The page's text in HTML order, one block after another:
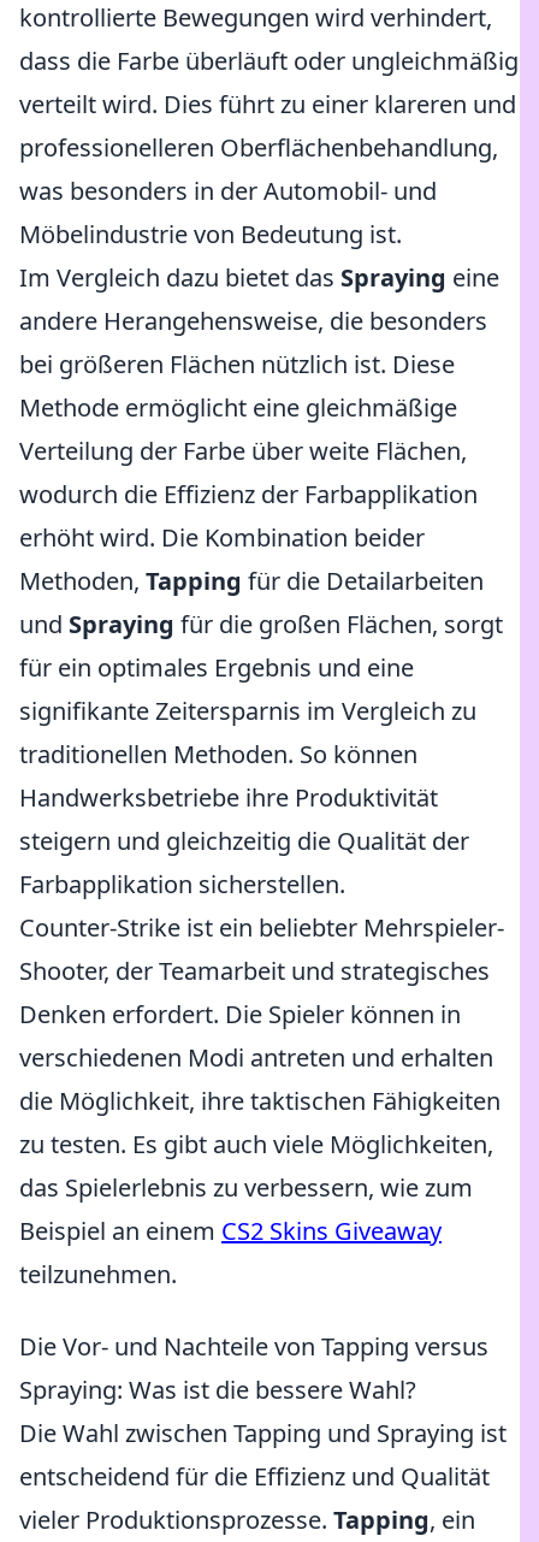
kontrollierte Bewegungen wird verhindert,
dass die Farbe überläuft oder ungleichmäßig
verteilt wird. Dies führt zu einer klareren und
professionelleren Oberflächenbehandlung,
was besonders in der Automobil- und
Möbelindustrie von Bedeutung ist.
Im Vergleich dazu bietet das Spraying eine
andere Herangehensweise, die besonders
bei größeren Flächen nützlich ist. Diese
Methode ermöglicht eine gleichmäßige
Verteilung der Farbe über weite Flächen,
wodurch die Effizienz der Farbapplikation
erhöht wird. Die Kombination beider
Methoden, Tapping für die Detailarbeiten
und Spraying für die großen Flächen, sorgt
für ein optimales Ergebnis und eine
signifikante Zeitersparnis im Vergleich zu
traditionellen Methoden. So können
Handwerksbetriebe ihre Produktivität
steigern und gleichzeitig die Qualität der
Farbapplikation sicherstellen.
Counter-Strike ist ein beliebter Mehrspieler-
Shooter, der Teamarbeit und strategisches
Denken erfordert. Die Spieler können in
verschiedenen Modi antreten und erhalten
die Möglichkeit, ihre taktischen Fähigkeiten
zu testen. Es gibt auch viele Möglichkeiten,
das Spielerlebnis zu verbessern, wie zum
Beispiel an einem CS2 Skins Giveaway
teilzunehmen.
Die Vor- und Nachteile von Tapping versus
Spraying: Was ist die bessere Wahl?
Die Wahl zwischen Tapping und Spraying ist
entscheidend für die Effizienz und Qualität
vieler Produktionsprozesse. Tapping, ein